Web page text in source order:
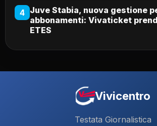
4 Juve Stabia, nuova gestione
abbonamenti: Vivaticket
ETES
Vivicentro
Testata Giornalistica